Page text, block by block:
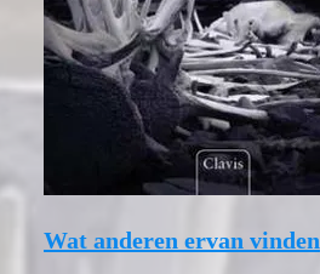
Wat anderen ervan vinden